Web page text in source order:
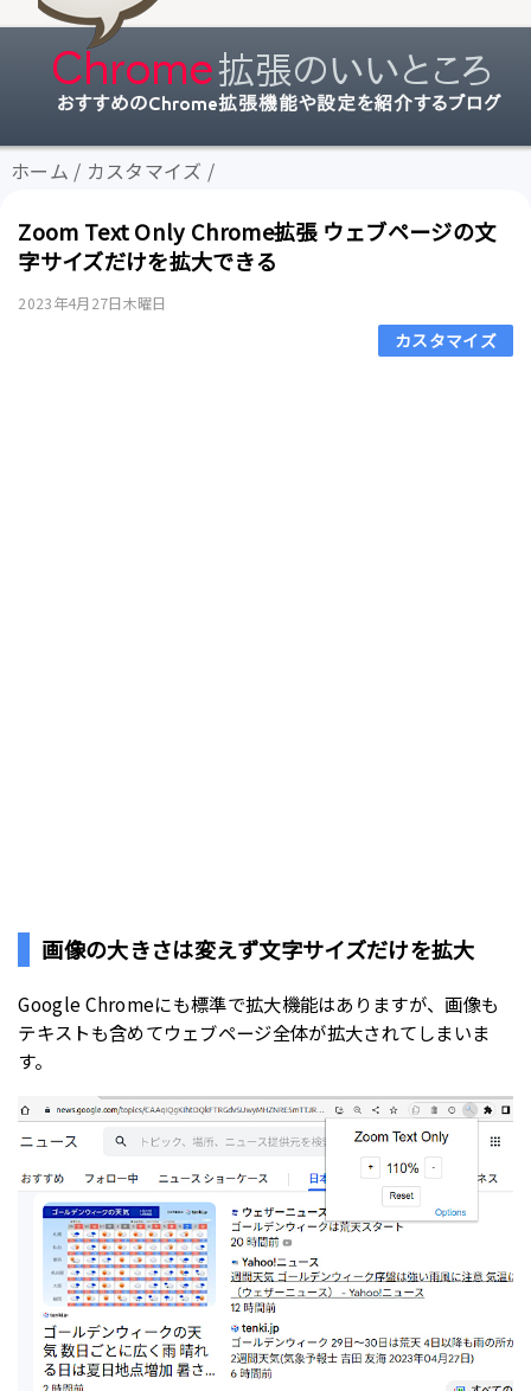
ホーム / カスタマイズ /
Zoom Text Only Chrome拡張 ウェブページの文
字サイズだけを拡大できる
2023年4月27日木曜日
カスタマイズ
画像の大きさは変えず文字サイズだけを拡大
Google Chromeにも標準で拡大機能はありますが、画像も
テキストも含めてウェブページ全体が拡大されてしまいま
す。